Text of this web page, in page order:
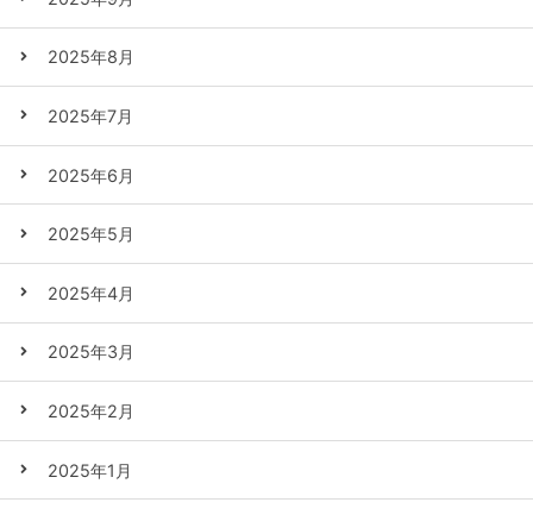
2025年8月
2025年7月
2025年6月
2025年5月
2025年4月
2025年3月
2025年2月
2025年1月